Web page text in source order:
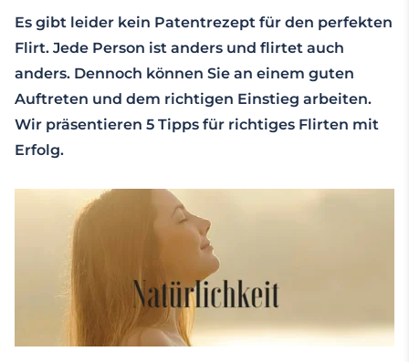
Es gibt leider kein Patentrezept für den perfekten
Flirt. Jede Person ist anders und flirtet auch
anders. Dennoch können Sie an einem guten
Auftreten und dem richtigen Einstieg arbeiten.
Wir präsentieren 5 Tipps für richtiges Flirten mit
Erfolg.